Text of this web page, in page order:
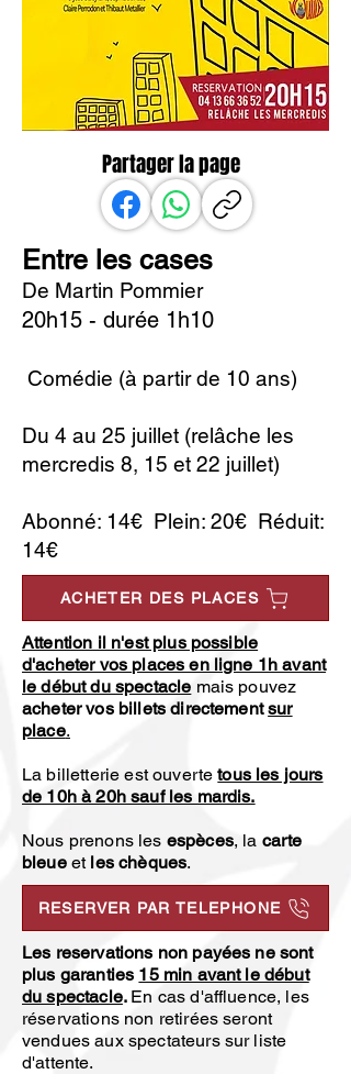
Partager la page
Entre les cases
De Martin Pommier
20h15 - durée 1h10
Comédie (à partir de 10 ans)
Du 4 au 25 juillet (relâche les
mercredis 8, 15 et 22 juillet)
Abonné: 14€ Plein: 20€ Réduit:
14€
ACHETER DES PLACES
Attention il n'est plus possible
d'acheter vos places en ligne 1h avant
le début du spectacle mais pouvez
acheter vos billets directementsur
place.
La billetterie est ouvertetous les jours
de 10h à 20h sauf les mardis.
Nous prenons les espèces, la carte
bleueet les chèques.
RESERVER PAR TELEPHONE
Les reservations non payées ne sont
plus garanties 15 min avant le début
du spectacle. En cas d'affluence, les
réservations non retirées seront
vendues aux spectateurs sur liste
d'attente.